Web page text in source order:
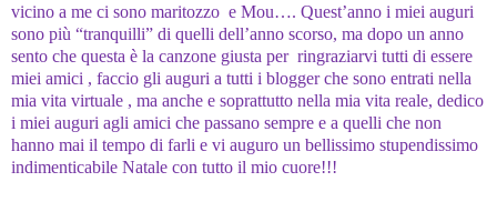
vicino a me ci sono maritozzo e Mou…. Quest’anno i miei auguri
sono più “tranquilli” di quelli dell’anno scorso, ma dopo un anno
sento che questa è la canzone giusta per ringraziarvi tutti di essere
miei amici , faccio gli auguri a tutti i blogger che sono entrati nella
mia vita virtuale , ma anche e soprattutto nella mia vita reale, dedico
i miei auguri agli amici che passano sempre e a quelli che non
hanno mai il tempo di farli e vi auguro un bellissimo stupendissimo
indimenticabile Natale con tutto il mio cuore!!!